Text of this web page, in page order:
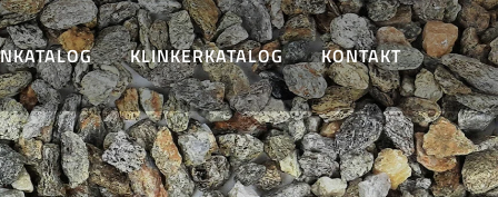
KLINKERKATALOG KONTAKT